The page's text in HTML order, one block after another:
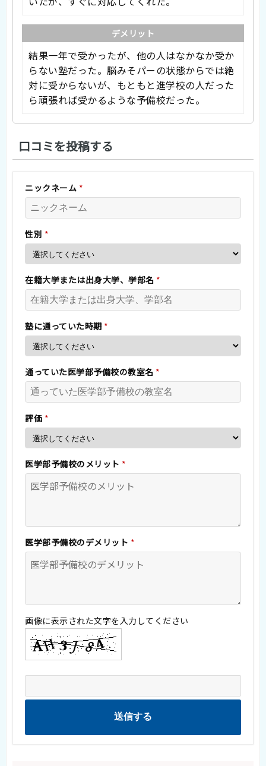
デメリット
結果一年で受かったが、他の人はなかなか受か
らない塾だった。脳みそパーの状態からでは絶
対に受からないが、もともと進学校の人だった
ら頑張れば受かるような予備校だった。
口コミを投稿する
ニックネーム *
性別 *
在籍大学または出身大学、学部名 *
塾に通っていた時期 *
通っていた医学部予備校の教室名 *
評価 *
医学部予備校のメリット *
医学部予備校のデメリット *
画像に表示された文字を入力してください